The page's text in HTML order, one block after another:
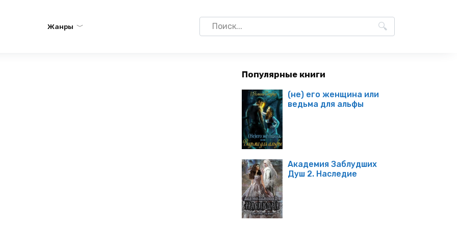
Жанры
Search
for:
Популярные книги
(не) его женщина или
ведьма для альфы
Академия Заблудших
Душ 2. Наследие